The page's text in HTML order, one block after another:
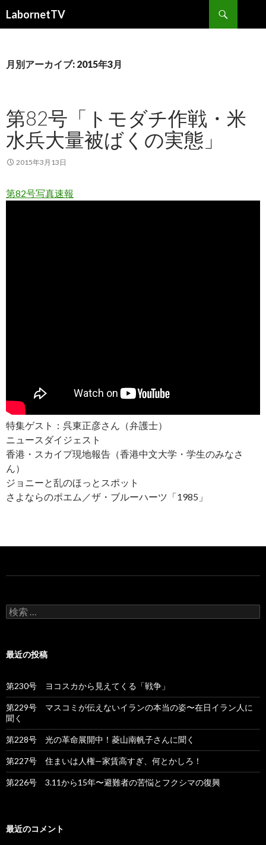
LabornetTV
索
ン
動
月別アーカイブ: 2015年3月
第82号「トモダチ作戦・米
水兵大量被ばくの実態」
2015年3月13日
第82号写真速報
特集ゲスト：呉東正彦さん（弁護士）
ニュースダイジェスト
香港・スカイプ現地報告（香港中文大学・学生のみなさ
ん）
ジョニーと乱のほっとスポット
さよならのポエム／ザ・ブルーハーツ「1985」
検
索
最近の投稿
第230号 ヨコスカから見えてくる「戦争」
第229号 マスコミが伝えないイランの本当の姿〜在日イラン人に
聞く
第228号 光の革命展開中！菱山南帆子さんに聞く
第227号 住まいは人権—家賃高すぎ、何とかしろ！
第226号 3.11から15年〜避難者の苦悩とフクシマの復興
最近のコメント